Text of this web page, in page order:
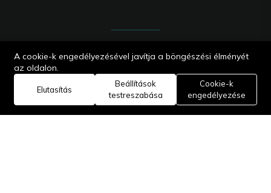
Gyöngyi
Ügyvédi iroda
| Webes
megoldás |
Core:
Edit Master |
A cookie-k engedélyezésével javítja a böngészési élményét
az oldalon.
Elutasítás
Beállítások
testreszabása
Cookie-k
engedélyezése